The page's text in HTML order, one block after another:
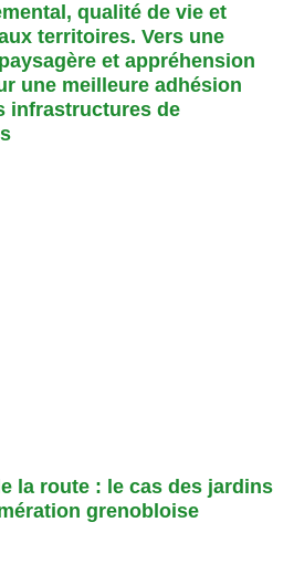
qualité de vie et
territoires. Vers une
et appréhension
une meilleure adhésion
infrastructures de
la route : le cas des jardins
grenobloise